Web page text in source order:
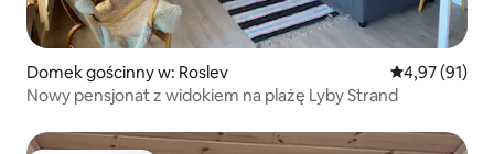
Domek gościnny w: Roslev Średnia
4,97 (91)
Nowy pensjonat z widokiem na plażę Lyby Strand